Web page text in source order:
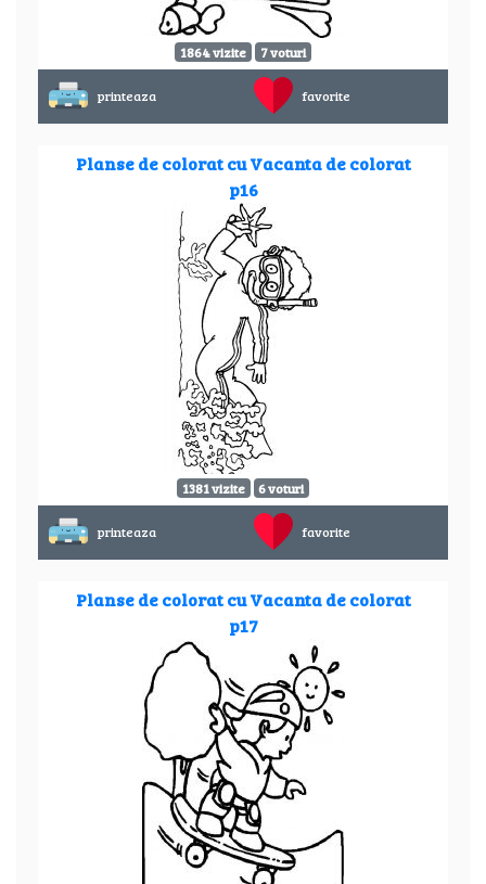
1864 vizite 7 voturi
printeaza favorite
Planse de colorat cu Vacanta de colorat
p16
1381 vizite 6 voturi
printeaza favorite
Planse de colorat cu Vacanta de colorat
p17